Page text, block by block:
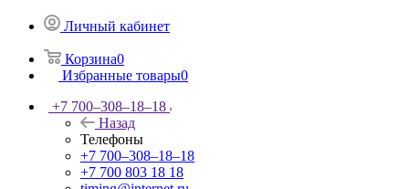
Личный кабинет
Корзина0
Избранные товары0
+7 700‒308‒18‒18
Назад
Телефоны
+7 700‒308‒18‒18
+7 700 803 18 18